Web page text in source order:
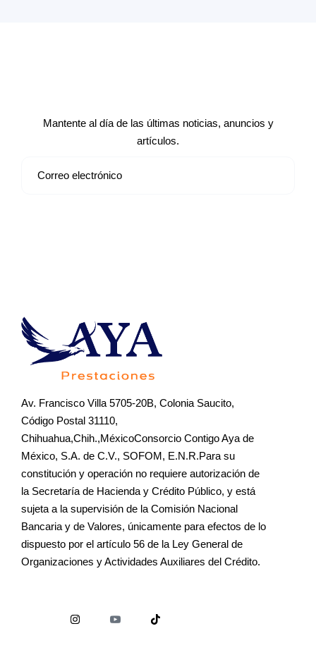
Mantente al día de las últimas noticias, anuncios y
artículos.
Av. Francisco Villa 5705-20B, Colonia Saucito,
Código Postal 31110,
Chihuahua,Chih.,MéxicoConsorcio Contigo Aya de
México, S.A. de C.V., SOFOM, E.N.R.Para su
constitución y operación no requiere autorización de
la Secretaría de Hacienda y Crédito Público, y está
sujeta a la supervisión de la Comisión Nacional
Bancaria y de Valores, únicamente para efectos de lo
dispuesto por el artículo 56 de la Ley General de
Organizaciones y Actividades Auxiliares del Crédito.